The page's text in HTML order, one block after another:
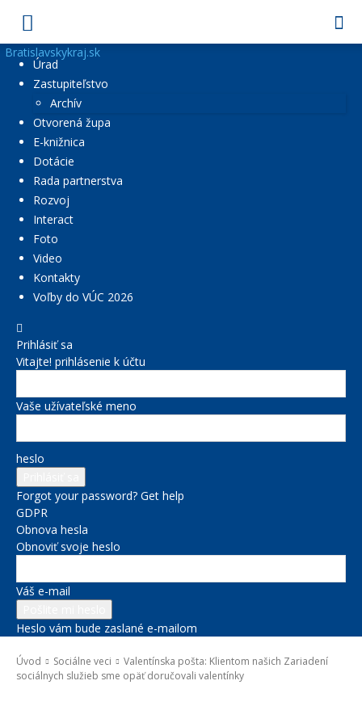
Bratislavskykraj.sk
Úrad
Zastupiteľstvo
Archív
Otvorená župa
E-knižnica
Dotácie
Rada partnerstva
Rozvoj
Interact
Foto
Video
Kontakty
Voľby do VÚC 2026
Prihlásiť sa
Vitajte! prihlásenie k účtu
Vaše užívateľské meno
heslo
Forgot your password? Get help
GDPR
Obnova hesla
Obnoviť svoje heslo
Váš e-mail
Heslo vám bude zaslané e-mailom
Úvod Sociálne veci
Valentínska pošta: Klientom našich Zariadení
sociálnych služieb sme opäť doručovali valentínky